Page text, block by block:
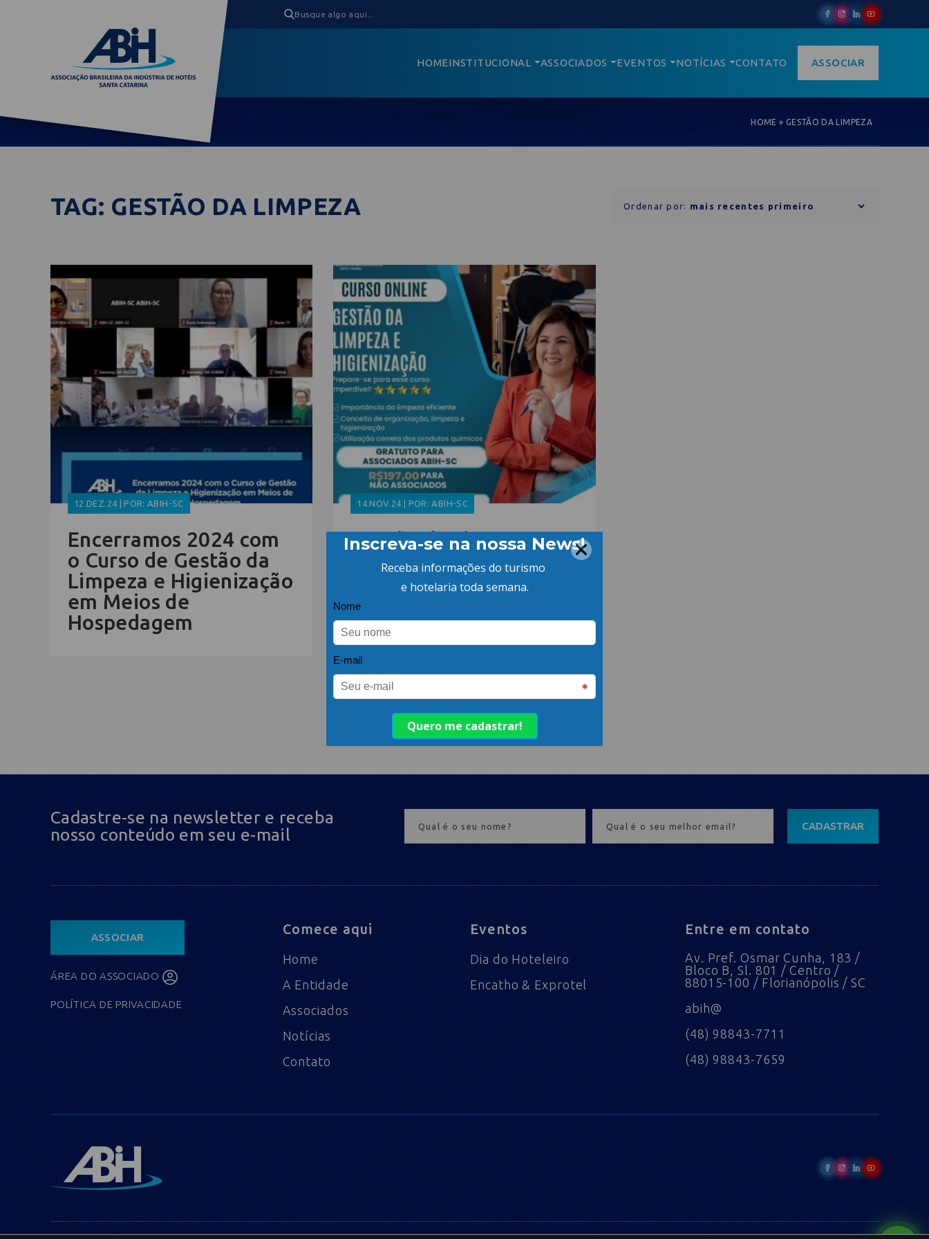
HOMEINSTITUCIONAL ASSOCIADOS EVENTOS NOTÍCIAS CONTATO ASSOCIAR
HOME » GESTÃO DA LIMPEZA
TAG: GESTÃO DA LIMPEZA Ordenar por:
12.DEZ.24 | POR: ABIH-SC
Encerramos 2024 com
o Curso de Gestão da
Limpeza e Higienização
em Meios de
Hospedagem
14.NOV.24 | POR: ABIH-SC
Gestão da Limpeza e
Higienização em Meios
de Hospedagem –
Inscrições Abertas!
Cadastre-se na newsletter e receba
nosso conteúdo em seu e-mail
CADASTRAR
ASSOCIAR
ÁREA DO ASSOCIADO
POLÍTICA DE PRIVACIDADE
Comece aqui
Home
A Entidade
Associados
Notícias
Contato
Eventos
Dia do Hoteleiro
Encatho & Exprotel
Entre em contato
Av. Pref. Osmar Cunha, 183 /
Bloco B, Sl. 801 / Centro /
88015-100 / Florianópolis / SC
abih@
(48) 98843-7711
(48) 98843-7659